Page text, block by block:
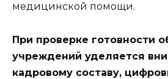
медицинской помощи.
При проверке готовности
учреждений уделяется
кадровому составу,